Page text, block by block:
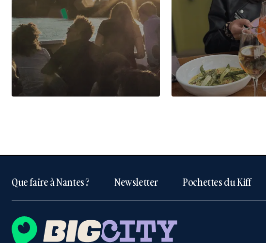
Que faire à Nantes ? Newsletter Pochettes du Kiff